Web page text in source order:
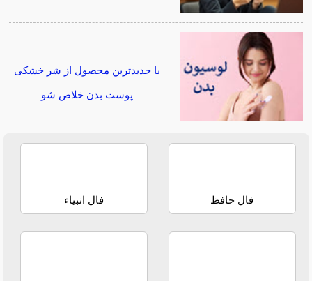
با جدیدترین محصول از شر خشکی
پوست بدن خلاص شو
فال حافظ فال انبیاء